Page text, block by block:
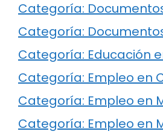
Categoría:
Categoría:
Categoría: Educación
Categoría: Empleo en
Categoría: Empleo en
Categoría: Empleo en